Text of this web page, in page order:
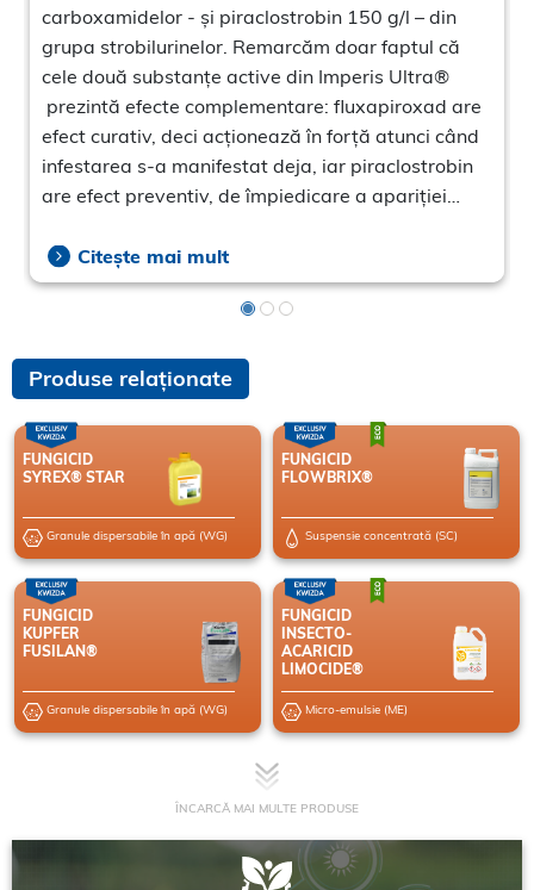
carboxamidelor - și piraclostrobin 150 g/l – din
grupa strobilurinelor. Remarcăm doar faptul că
cele două substanțe active din Imperis Ultra®
prezintă efecte complementare: fluxapiroxad are
efect curativ, deci acționează în forță atunci când
infestarea s-a manifestat deja, iar piraclostrobin
are efect preventiv, de împiedicare a apariției
Citește mai mult
Produse relaționate
FUNGICID
SYREX® STAR
Granule dispersabile în apă (WG)
FUNGICID
FLOWBRIX®
Suspensie concentrată (SC)
FUNGICID
KUPFER
FUSILAN®
Granule dispersabile în apă (WG)
FUNGICID
INSECTO-
ACARICID
LIMOCIDE®
Micro-emulsie (ME)
ÎNCARCĂ MAI MULTE PRODUSE